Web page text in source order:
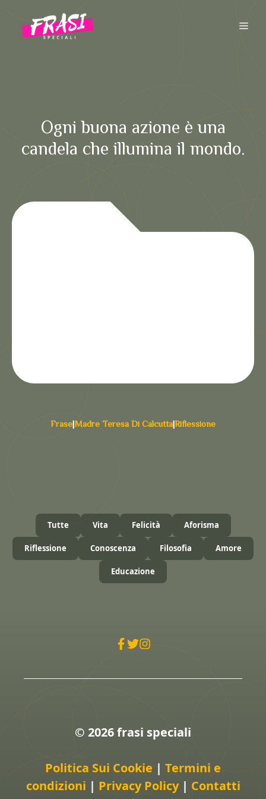
contenuto
Ogni buona azione è una
candela che illumina il mondo.
Frase|Madre Teresa Di Calcutta|Riflessione
Tutte Vita Felicità Aforisma
Riflessione Conoscenza Filosofia Amore
Educazione
© 2026 frasi speciali
Politica Sui Cookie | Termini e
condizioni | Privacy Policy | Contatti